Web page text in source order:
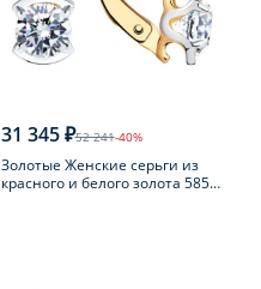
31 345 ₽52 241-40%
Золотые Женские серьги из
красного и белого золота 585